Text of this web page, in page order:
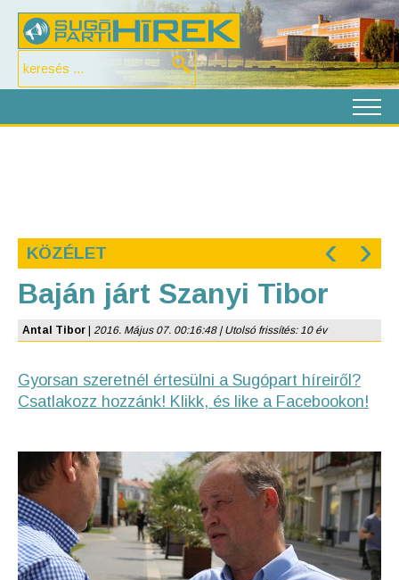
KÖZÉLET ‹ ›
Baján járt Szanyi Tibor
Antal Tibor 2016. Május 07. 00:16:48 | Utolsó frissítés: 10 év
Gyorsan szeretnél értesülni a Sugópart híreiről?
Csatlakozz hozzánk! Klikk, és like a Facebookon!